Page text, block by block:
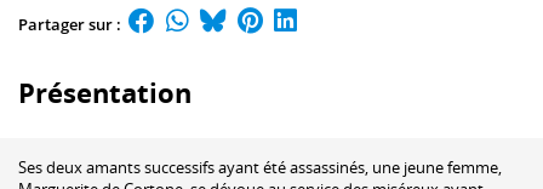
Partager sur :
Présentation
Ses deux amants successifs ayant été assassinés, une jeune femme,